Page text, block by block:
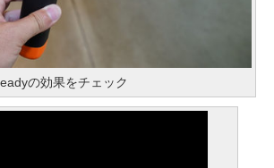
の効果をチェック